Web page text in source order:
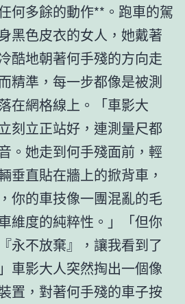
何多餘的動作**。跑車的駕
黑色皮衣的女人，她戴著
酷地朝著何手殘的方向走
精準，每一步都像是被測
在網格線上。「車影大
刻立正站好，連測量尺都
。她走到何手殘面前，輕
垂直貼在牆上的掀背車，
你的車技像一團混亂的毛
維度的純粹性。」「但你
不放棄』，讓我看到了
車影大人突然掏出一個像
置，對著何手殘的車子按